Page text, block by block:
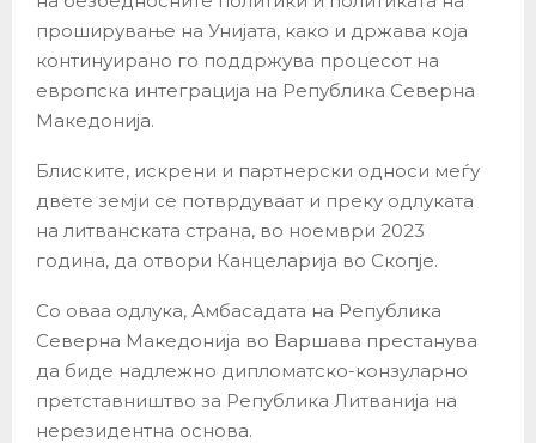
проширување на Унијата, како и држава која
континуирано го поддржува процесот на
европска интеграција на Република Северна
Македонија.
Блиските, искрени и партнерски односи меѓу
двете земји се потврдуваат и преку одлуката
на литванската страна, во ноември 2023
година, да отвори Канцеларија во Скопјe.
Со оваа одлука, Амбасадата на Република
Северна Македонија во Варшава престанува
да биде надлежно дипломатско-конзуларно
претставништво за Република Литванија на
нерезидентна основа.